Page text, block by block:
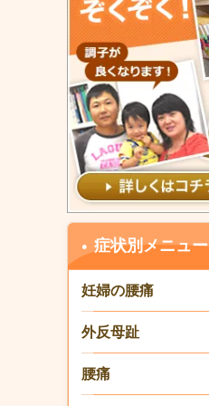
症状別メニュー
妊婦の腰痛
外反母趾
腰痛